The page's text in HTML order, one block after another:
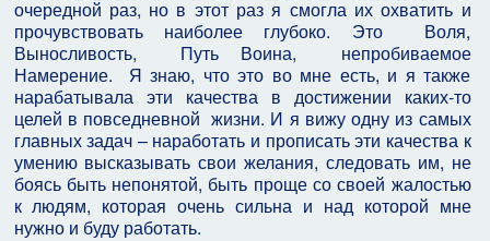
очередной раз, но в этот раз я смогла их охватить и
прочувствовать наиболее глубоко. Это Воля,
Выносливость, Путь Воина, непробиваемое
Намерение. Я знаю, что это во мне есть, и я также
нарабатывала эти качества в достижении каких-то
целей в повседневной жизни. И я вижу одну из самых
главных задач – наработать и прописать эти качества к
умению высказывать свои желания, следовать им, не
боясь быть непонятой, быть проще со своей жалостью
к людям, которая очень сильна и над которой мне
нужно и буду работать.